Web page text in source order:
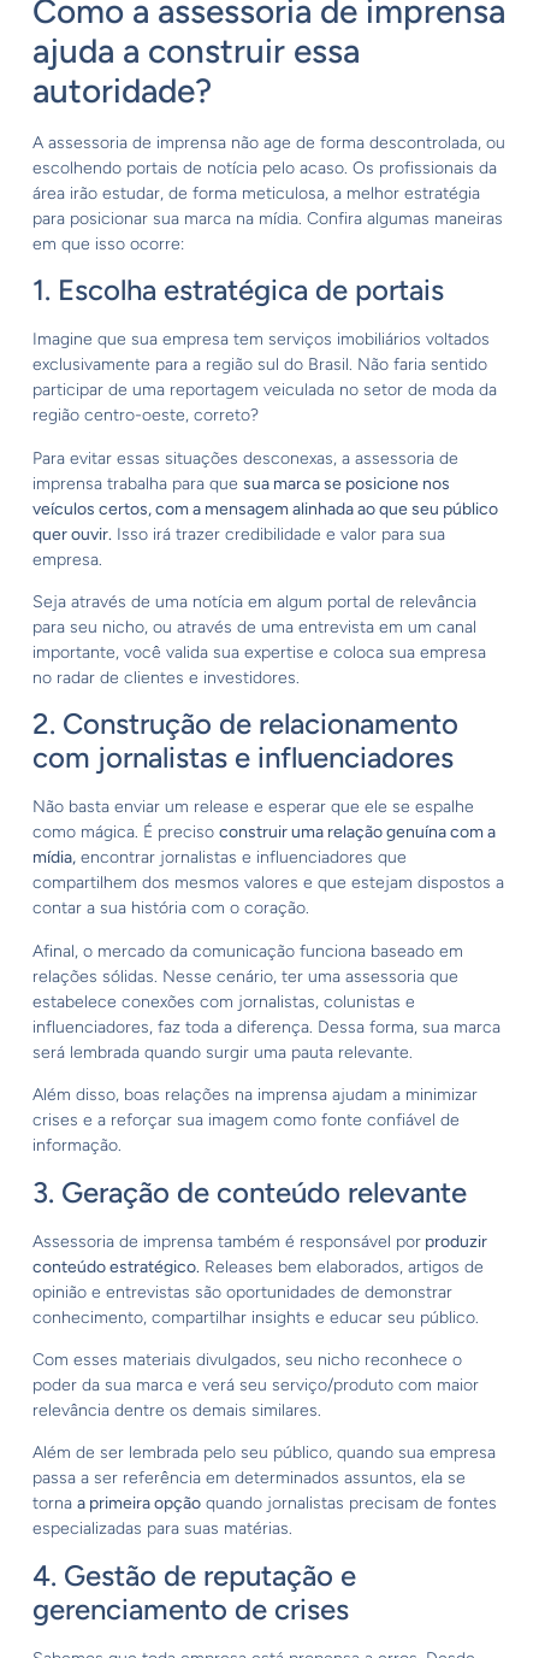
Como a assessoria de imprensa
ajuda a construir essa
autoridade?
A assessoria de imprensa não age de forma descontrolada, ou
escolhendo portais de notícia pelo acaso. Os profissionais da
área irão estudar, de forma meticulosa, a melhor estratégia
para posicionar sua marca na mídia. Confira algumas maneiras
em que isso ocorre:
1. Escolha estratégica de portais
Imagine que sua empresa tem serviços imobiliários voltados
exclusivamente para a região sul do Brasil. Não faria sentido
participar de uma reportagem veiculada no setor de moda da
região centro-oeste, correto?
Para evitar essas situações desconexas, a assessoria de
imprensa trabalha para que sua marca se posicione nos
veículos certos, com a mensagem alinhada ao que seu público
quer ouvir.Isso irá trazer credibilidade e valor para sua
empresa.
Seja através de uma notícia em algum portal de relevância
para seu nicho, ou através de uma entrevista em um canal
importante, você valida sua expertise e coloca sua empresa
no radar de clientes e investidores.
2. Construção de relacionamento
com jornalistas e influenciadores
Não basta enviar um release e esperar que ele se espalhe
como mágica. É preciso construir uma relação genuína com a
mídia,encontrar jornalistas e influenciadores que
compartilhem dos mesmos valores e que estejam dispostos a
contar a sua história com o coração.
Afinal, o mercado da comunicação funciona baseado em
relações sólidas. Nesse cenário, ter uma assessoria que
estabelece conexões com jornalistas, colunistas e
influenciadores, faz toda a diferença. Dessa forma, sua marca
será lembrada quando surgir uma pauta relevante.
Além disso, boas relações na imprensa ajudam a minimizar
crises e a reforçar sua imagem como fonte confiável de
informação.
3. Geração de conteúdo relevante
Assessoria de imprensa também é responsável porproduzir
conteúdo estratégico.Releases bem elaborados, artigos de
opinião e entrevistas são oportunidades de demonstrar
conhecimento, compartilhar insights e educar seu público.
Com esses materiais divulgados, seu nicho reconhece o
poder da sua marca e verá seu serviço/produto com maior
relevância dentre os demais similares.
Além de ser lembrada pelo seu público, quando sua empresa
passa a ser referência em determinados assuntos, ela se
torna a primeira opçãoquando jornalistas precisam de fontes
especializadas para suas matérias.
4. Gestão de reputação e
gerenciamento de crises